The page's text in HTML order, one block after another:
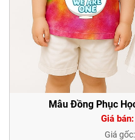
Mẫu Đồng Phục
Giá
Giá